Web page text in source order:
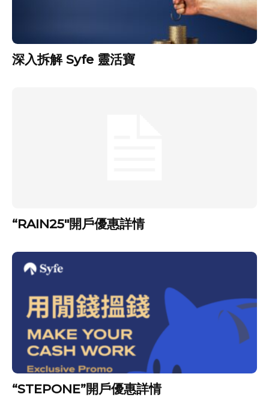
深入拆解 Syfe 靈活寶
“RAIN25″開戶優惠詳情
“STEPONE”開戶優惠詳情